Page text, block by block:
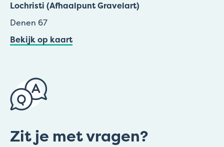
Lochristi (Afhaalpunt Gravelart)
Denen 67
Bekijk op kaart
Zit je met vragen?